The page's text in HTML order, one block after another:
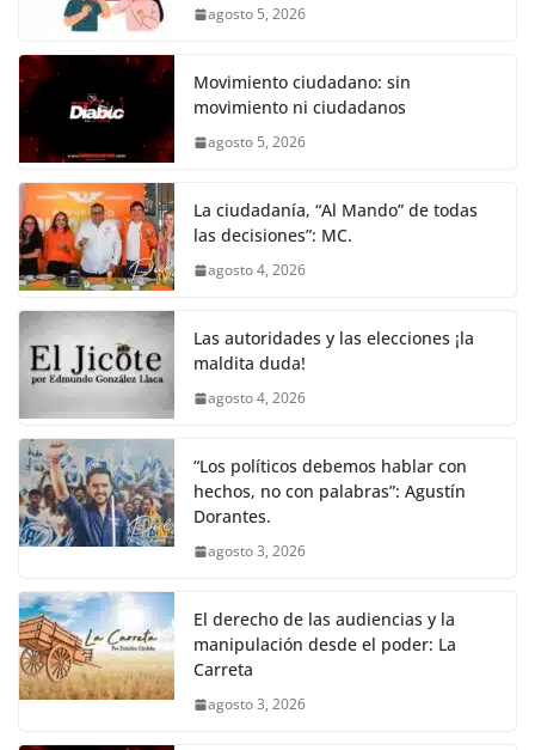
agosto 5, 2026
Movimiento ciudadano: sin
movimiento ni ciudadanos
agosto 5, 2026
La ciudadanía, “Al Mando” de todas
las decisiones”: MC.
agosto 4, 2026
Las autoridades y las elecciones ¡la
maldita duda!
agosto 4, 2026
“Los políticos debemos hablar con
hechos, no con palabras”: Agustín
Dorantes.
agosto 3, 2026
El derecho de las audiencias y la
manipulación desde el poder: La
Carreta
agosto 3, 2026